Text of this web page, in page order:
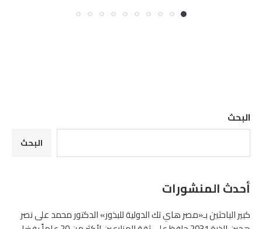
البحث
البحث
أحدث المنشورات
كبير الباحثين بـ«مصر هاي تك الدولية للبذور» الدكتور محمد على نصر